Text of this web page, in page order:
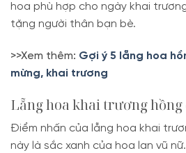
hoa phù hợp cho ngày khai
tặng người thân bạn bè.
>>Xem thêm: Gợi ý 5 lẵng hoa
mừng, khai trương
Lẵng hoa khai trương hồng
Điểm nhấn của lẵng hoa khai
này là sắc xanh của hoa lan vũ